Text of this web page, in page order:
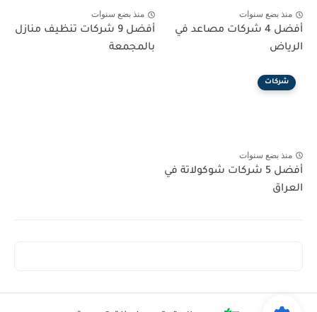
منذ بضع سنوات
أفضل 4 شركات مصاعد في
الرياض
منذ بضع سنوات
أفضل 9 شركات تنظيف منازل
بالمجمعة
شركات
منذ بضع سنوات
أفضل 5 شركات شوكولاتة في
العراق